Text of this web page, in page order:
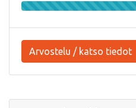
Arvostelu / katso tiedot